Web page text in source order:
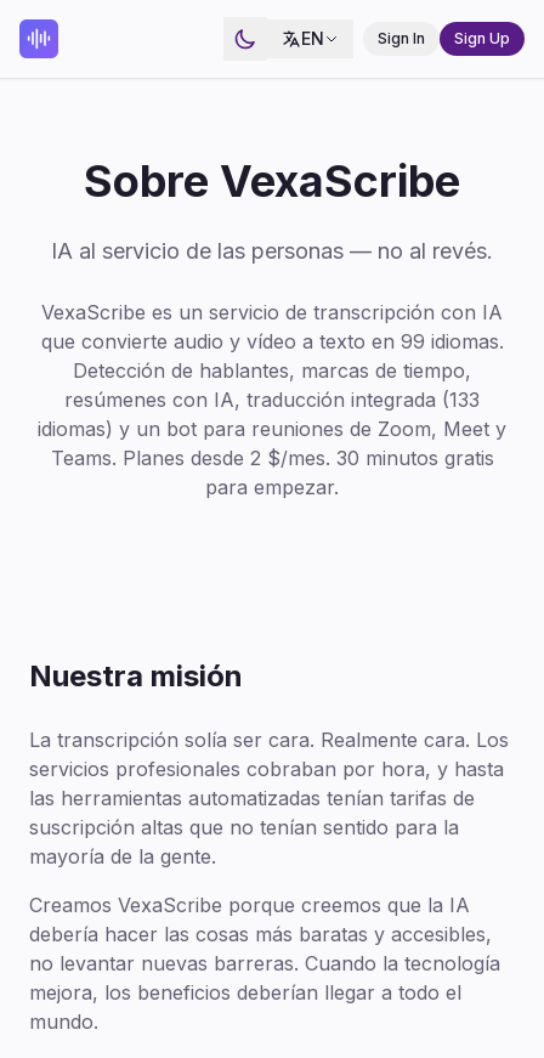
EN Sign In Sign Up
Sobre VexaScribe
IA al servicio de las personas — no al revés.
VexaScribe es un servicio de transcripción con IA
que convierte audio y vídeo a texto en 99 idiomas.
Detección de hablantes, marcas de tiempo,
resúmenes con IA, traducción integrada (133
idiomas) y un bot para reuniones de Zoom, Meet y
Teams. Planes desde 2 $/mes. 30 minutos gratis
para empezar.
Nuestra misión
La transcripción solía ser cara. Realmente cara. Los
servicios profesionales cobraban por hora, y hasta
las herramientas automatizadas tenían tarifas de
suscripción altas que no tenían sentido para la
mayoría de la gente.
Creamos VexaScribe porque creemos que la IA
debería hacer las cosas más baratas y accesibles,
no levantar nuevas barreras. Cuando la tecnología
mejora, los beneficios deberían llegar a todo el
mundo.